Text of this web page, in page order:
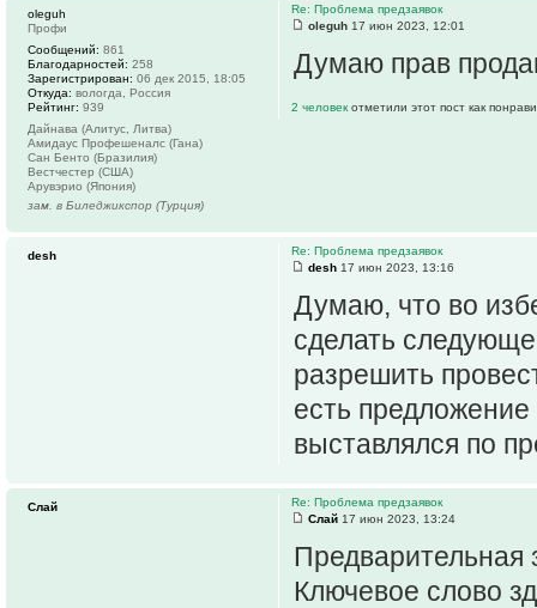
Re: Проблема предзаявок
oleguh 17 июн 2023, 12:01
Думаю прав
2 человек отметили этот пост как
oleguh
Профи
Сообщений: 861
Благодарностей: 258
Зарегистрирован: 06 дек 2015, 18:05
Откуда: вологда, Россия
Рейтинг: 939
Дайнава (Алитус, Литва)
Амидаус Профешеналс (Гана)
Сан Бенто (Бразилия)
Вестчестер (США)
Арувэрио (Япония)
зам. в Биледжикспор (Турция)
Re: Проблема предзаявок
desh 17 июн 2023, 13:16
Думаю, что во
сделать
разрешить
есть
выставлялся по
desh
Re: Проблема предзаявок
Слай 17 июн 2023, 13:24
Предварительная
Ключевое слово
Слай